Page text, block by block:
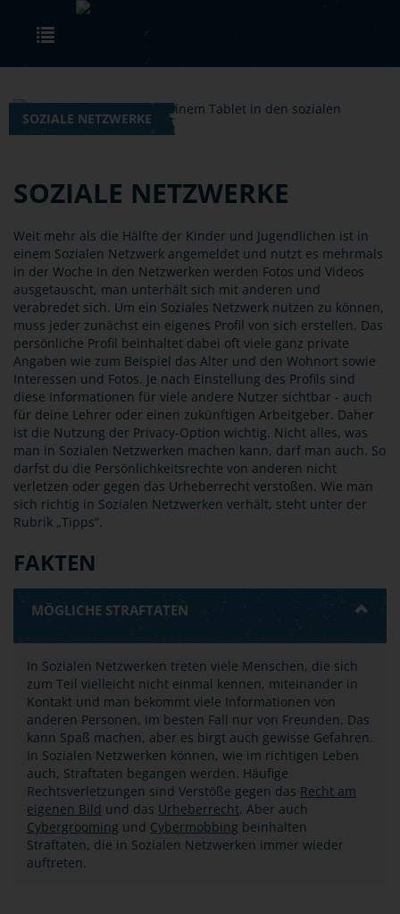
Skip to main content
SOZIALE NETZWERKE
SOZIALE NETZWERKE
Weit mehr als die Hälfte der Kinder und Jugendlichen ist in
einem Sozialen Netzwerk angemeldet und nutzt es mehrmals
in der Woche In den Netzwerken werden Fotos und Videos
ausgetauscht, man unterhält sich mit anderen und
verabredet sich. Um ein Soziales Netzwerk nutzen zu können,
muss jeder zunächst ein eigenes Profil von sich erstellen. Das
persönliche Profil beinhaltet dabei oft viele ganz private
Angaben wie zum Beispiel das Alter und den Wohnort sowie
Interessen und Fotos. Je nach Einstellung des Profils sind
diese Informationen für viele andere Nutzer sichtbar - auch
für deine Lehrer oder einen zukünftigen Arbeitgeber. Daher
ist die Nutzung der Privacy-Option wichtig. Nicht alles, was
man in Sozialen Netzwerken machen kann, darf man auch. So
darfst du die Persönlichkeitsrechte von anderen nicht
verletzen oder gegen das Urheberrecht verstoßen. Wie man
sich richtig in Sozialen Netzwerken verhält, steht unter der
Rubrik „Tipps“.
FAKTEN
MÖGLICHE STRAFTATEN
In Sozialen Netzwerken treten viele Menschen, die sich
zum Teil vielleicht nicht einmal kennen, miteinander in
Kontakt und man bekommt viele Informationen von
anderen Personen, im besten Fall nur von Freunden. Das
kann Spaß machen, aber es birgt auch gewisse Gefahren.
In Sozialen Netzwerken können, wie im richtigen Leben
auch, Straftaten begangen werden. Häufige
Rechtsverletzungen sind Verstöße gegen das Recht am
eigenen Bild und das Urheberrecht. Aber auch
Cybergrooming und Cybermobbing beinhalten
Straftaten, die in Sozialen Netzwerken immer wieder
auftreten.